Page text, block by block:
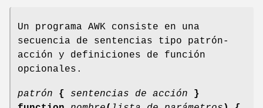
Un programa AWK consiste en una
secuencia de sentencias tipo patrón-
acción y definiciones de función
opcionales.
patrón { sentencias de acción }